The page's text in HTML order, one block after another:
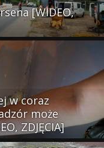
[WIDEO,
w coraz
może
ZDJĘCIA]